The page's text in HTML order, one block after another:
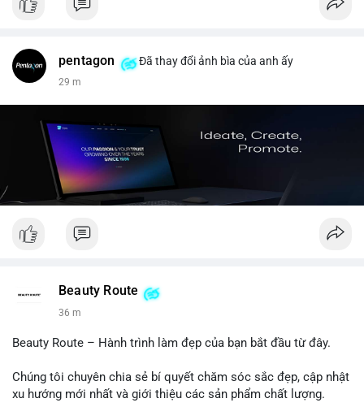
pentagon Đã thay đổi ảnh bìa của anh ấy
29 m
Beauty Route
36 m
Beauty Route – Hành trình làm đẹp của bạn bắt đầu từ đây.
Chúng tôi chuyên chia sẻ bí quyết chăm sóc sắc đẹp, cập nhật
xu hướng mới nhất và giới thiệu các sản phẩm chất lượng.